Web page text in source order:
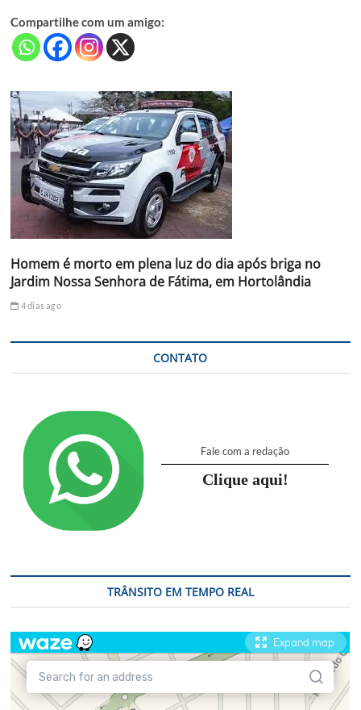
Compartilhe com um amigo:
Homem é morto em plena luz do dia após briga no
Jardim Nossa Senhora de Fátima, em Hortolândia
4 dias ago
CONTATO
Fale com a redação
Clique aqui!
TRÂNSITO EM TEMPO REAL